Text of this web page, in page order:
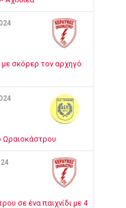
σκόρερ τον αρχηγό
Ωραιοκάστρου
σε ένα παιχνίδι με 4